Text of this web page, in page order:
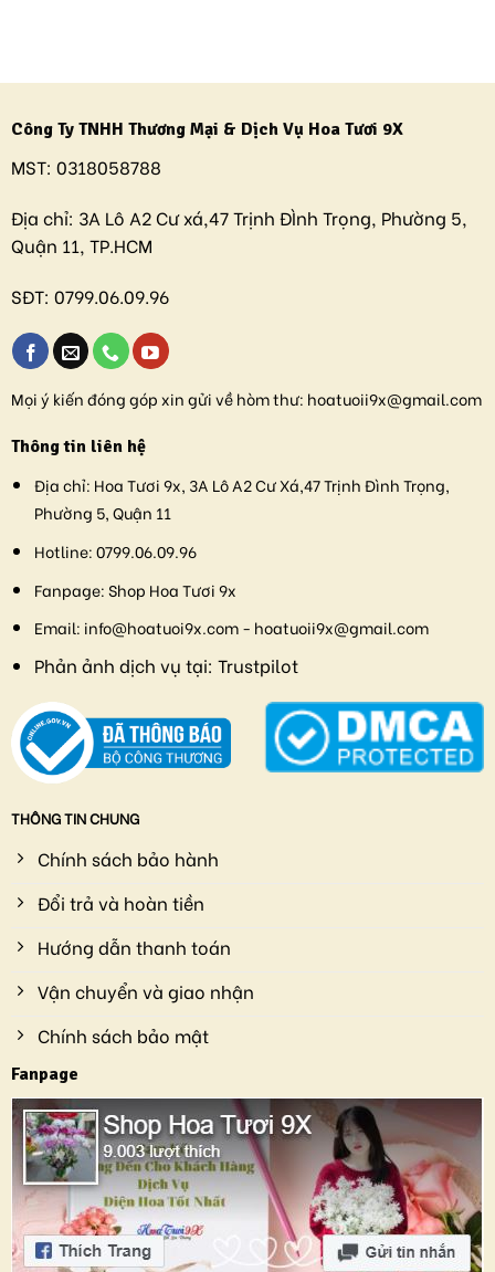
Công Ty TNHH Thương Mại & Dịch Vụ Hoa Tươi 9X
MST: 0318058788
Địa chỉ: 3A Lô A2 Cư xá,47 Trịnh ĐÌnh Trọng, Phường 5,
Quận 11, TP.HCM
SĐT: 0799.06.09.96
Mọi ý kiến đóng góp xin gửi về hòm thư: hoatuoii9x@gmail.com
Thông tin liên hệ
Địa chỉ: Hoa Tươi 9x, 3A Lô A2 Cư Xá,47 Trịnh Đình Trọng,
Phường 5, Quận 11
Hotline:0799.06.09.96
Fanpage:Shop Hoa Tươi 9x
Email: info@hoatuoi9x.com - hoatuoii9x@gmail.com
Phản ảnh dịch vụ tại: Trustpilot
THÔNG TIN CHUNG
Chính sách bảo hành
Đổi trả và hoàn tiền
Hướng dẫn thanh toán
Vận chuyển và giao nhận
Chính sách bảo mật
Fanpage